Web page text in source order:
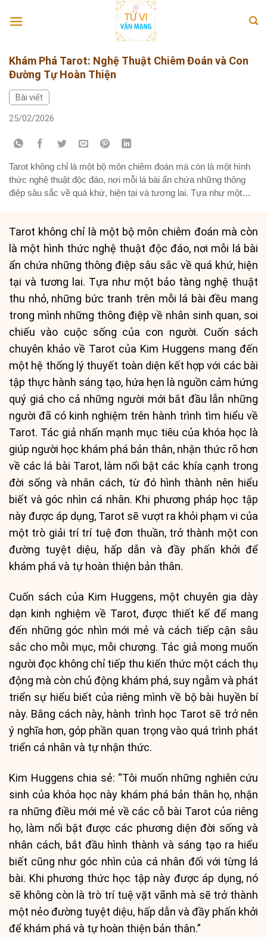
Khám Phá Tarot: Nghệ Thuật Chiêm Đoán và Con
Đường Tự Hoàn Thiện
Bài viết
25/02/2026
Tarot không chỉ là một bộ môn chiêm đoán mà còn là một hình
thức nghệ thuật độc đáo, nơi mỗi lá bài ẩn chứa những thông
điệp sâu sắc về quá khứ, hiện tại và tương lai. Tựa như một
Tarot không chỉ là một bộ môn chiêm đoán mà còn
là một hình thức nghệ thuật độc đáo, nơi mỗi lá bài
ẩn chứa những thông điệp sâu sắc về quá khứ, hiện
tại và tương lai. Tựa như một bảo tàng nghệ thuật
thu nhỏ, những bức tranh trên mỗi lá bài đều mang
trong mình những thông điệp về nhân sinh quan, soi
chiếu vào cuộc sống của con người. Cuốn sách
chuyên khảo về Tarot của Kim Huggens mang đến
một hệ thống lý thuyết toàn diện kết hợp với các bài
tập thực hành sáng tạo, hứa hẹn là nguồn cảm hứng
quý giá cho cả những người mới bắt đầu lẫn những
người đã có kinh nghiệm trên hành trình tìm hiểu về
Tarot. Tác giả nhấn mạnh mục tiêu của khóa học là
giúp người học khám phá bản thân, nhận thức rõ hơn
về các lá bài Tarot, làm nổi bật các khía cạnh trong
đời sống và nhân cách, từ đó hình thành nên hiểu
biết và góc nhìn cá nhân. Khi phương pháp học tập
này được áp dụng, Tarot sẽ vượt ra khỏi phạm vi của
một trò giải trí trí tuệ đơn thuần, trở thành một con
đường tuyệt diệu, hấp dẫn và đầy phấn khởi để
khám phá và tự hoàn thiện bản thân.
Cuốn sách của Kim Huggens, một chuyên gia dày
dạn kinh nghiệm về Tarot, được thiết kế để mang
đến những góc nhìn mới mẻ và cách tiếp cận sâu
sắc cho mỗi mục, mỗi chương. Tác giả mong muốn
người đọc không chỉ tiếp thu kiến thức một cách thụ
động mà còn chủ động khám phá, suy ngẫm và phát
triển sự hiểu biết của riêng mình về bộ bài huyền bí
này. Bằng cách này, hành trình học Tarot sẽ trở nên
ý nghĩa hơn, góp phần quan trọng vào quá trình phát
triển cá nhân và tự nhận thức.
Kim Huggens chia sẻ: “Tôi muốn những nghiên cứu
sinh của khóa học này khám phá bản thân họ, nhận
ra những điều mới mẻ về các cỗ bài Tarot của riêng
họ, làm nổi bật được các phương diện đời sống và
nhân cách, bắt đầu hình thành và sáng tạo ra hiểu
biết cũng như góc nhìn của cá nhân đối với từng lá
bài. Khi phương thức học tập này được áp dụng, nó
sẽ không còn là trò trí tuệ vặt vãnh mà sẽ trở thành
một nẻo đường tuyệt diệu, hấp dẫn và đầy phấn khởi
để khám phá và tự hoàn thiện bản thân.”